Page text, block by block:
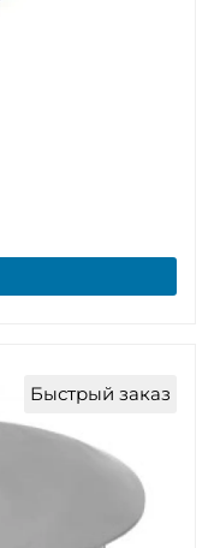
Быстрый заказ